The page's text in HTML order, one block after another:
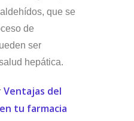
que se
de
ser
hepática.
Ventajas del
tu farmacia